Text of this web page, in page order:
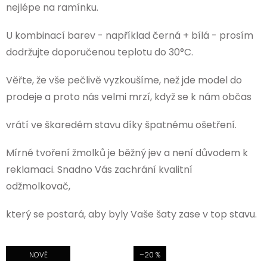
nejlépe na ramínku.
U kombinací barev - například černá + bílá - prosím
dodržujte doporučenou teplotu do 30°C.
Věřte, že vše pečlivě vyzkoušíme, než jde model do
prodeje a proto nás velmi mrzí, když se k nám občas
vrátí ve škaredém stavu díky špatnému ošetření.
Mírné tvoření žmolků je běžný jev a není důvodem k
reklamaci. Snadno Vás zachrání kvalitní
odžmolkovač,
který se postará, aby byly Vaše šaty zase v top stavu.
NOVĚ
–20 %